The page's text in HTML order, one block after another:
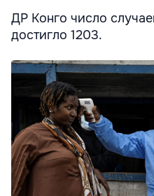
ДР Конго число
достигло 1203.